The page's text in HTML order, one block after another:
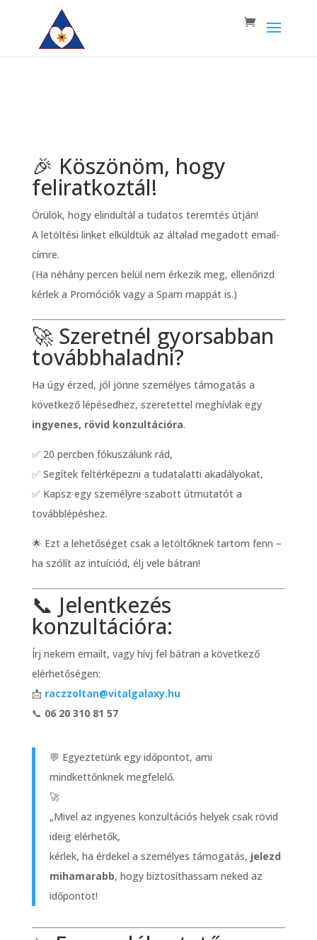
🎉 Köszönöm, hogy
feliratkoztál!
Örülök, hogy elindultál a tudatos teremtés útján!
A letöltési linket elküldtük az általad megadott email-
címre.
(Ha néhány percen belül nem érkezik meg, ellenőrizd
kérlek a Promóciók vagy a Spam mappát is.)
🚀 Szeretnél gyorsabban
továbbhaladni?
Ha úgy érzed, jól jönne személyes támogatás a
következő lépésedhez, szeretettel meghívlak egy
ingyenes, rövid konzultációra.
✅ 20 percben fókuszálunk rád,
✅ Segítek feltérképezni a tudatalatti akadályokat,
✅ Kapsz egy személyre szabott útmutatót a
továbblépéshez.
🌟 Ezt a lehetőséget csak a letöltőknek tartom fenn –
ha szólít az intuíciód, élj vele bátran!
📞 Jelentkezés
konzultációra:
Írj nekem emailt, vagy hívj fel bátran a következő
elérhetőségen:
📩 raczzoltan@vitalgalaxy.hu
📞 06 20 310 81 57
💬 Egyeztetünk egy időpontot, ami
mindkettőnknek megfelelő.
🚀
„Mivel az ingyenes konzultációs helyek csak rövid
ideig elérhetők,
kérlek, ha érdekel a személyes támogatás, jelezd
mihamarabb, hogy biztosíthassam neked az
időpontot!